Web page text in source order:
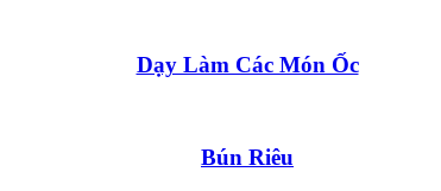
Dạy Làm Các Món Ốc
Bún Riêu